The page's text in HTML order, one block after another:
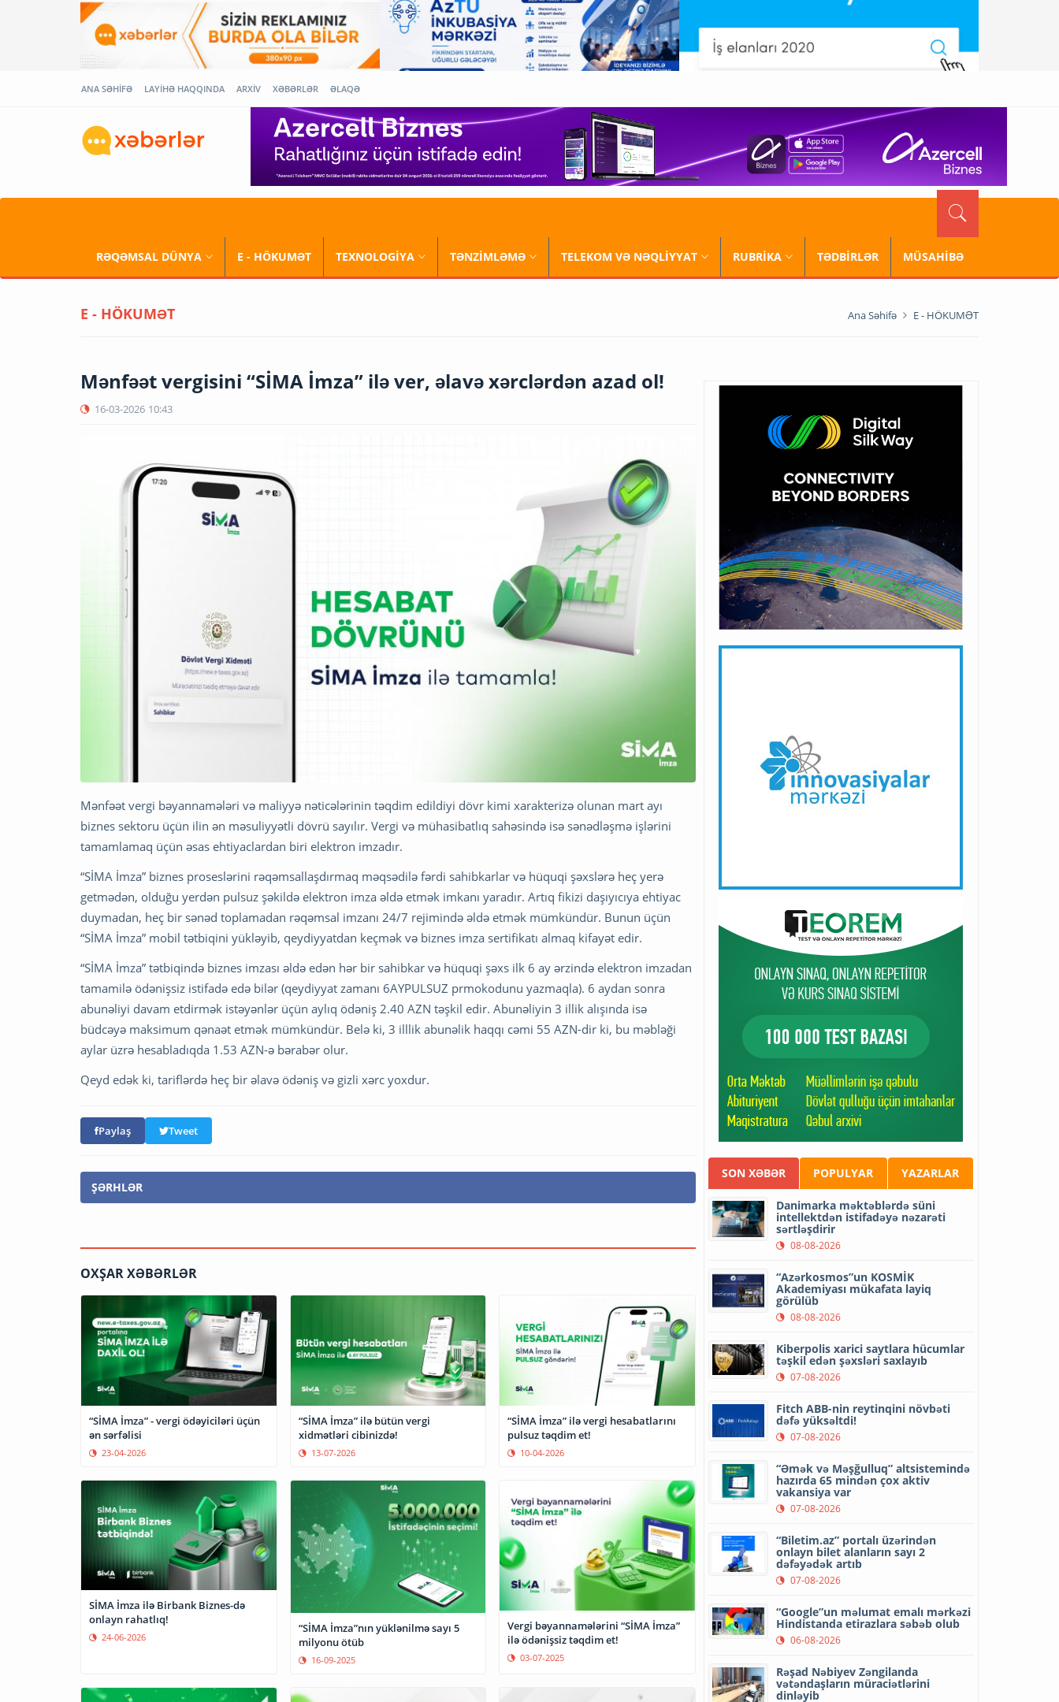
ANA SƏHİFƏ LAYİHƏ HAQQINDA ARXİV XƏBƏRLƏR ƏLAQƏ
RƏQƏMSAL DÜNYA E - HÖKUMƏT TEXNOLOGİYA TƏNZİMLƏMƏ TELEKOM VƏ NƏQLİYYAT RUBRİKA TƏDBİRLƏR MÜSAHİBƏ
E - HÖKUMƏT Ana Səhifə E - HÖKUMƏT
Mənfəət vergisini “SİMA İmza” ilə ver, əlavə xərclərdən azad ol!
16-03-2026 10:43
Mənfəət vergi bəyannamələri və maliyyə nəticələrinin təqdim edildiyi dövr kimi xarakterizə olunan mart ayı
biznes sektoru üçün ilin ən məsuliyyətli dövrü sayılır. Vergi və mühasibatlıq sahəsində isə sənədləşmə işlərini
tamamlamaq üçün əsas ehtiyaclardan biri elektron imzadır.
“SİMA İmza” biznes proseslərini rəqəmsallaşdırmaq məqsədilə fərdi sahibkarlar və hüquqi şəxslərə heç yerə
getmədən, olduğu yerdən pulsuz şəkildə elektron imza əldə etmək imkanı yaradır. Artıq fikizi daşıyıcıya ehtiyac
duymadan, heç bir sənəd toplamadan rəqəmsal imzanı 24/7 rejimində əldə etmək mümkündür. Bunun üçün
“SİMA İmza” mobil tətbiqini yükləyib, qeydiyyatdan keçmək və biznes imza sertifikatı almaq kifayət edir.
“SİMA İmza” tətbiqində biznes imzası əldə edən hər bir sahibkar və hüquqi şəxs ilk 6 ay ərzində elektron imzadan
tamamilə ödənişsiz istifadə edə bilər (qeydiyyat zamanı 6AYPULSUZ prmokodunu yazmaqla). 6 aydan sonra
abunəliyi davam etdirmək istəyənlər üçün aylıq ödəniş 2.40 AZN təşkil edir. Abunəliyin 3 illik alışında isə
büdcəyə maksimum qənaət etmək mümkündür. Belə ki, 3 illlik abunəlik haqqı cəmi 55 AZN-dir ki, bu məbləği
aylar üzrə hesabladıqda 1.53 AZN-ə bərabər olur.
Qeyd edək ki, tariflərdə heç bir əlavə ödəniş və gizli xərc yoxdur.
Paylaş Tweet
ŞƏRHLƏR
OXŞAR XƏBƏRLƏR
“SİMA İmza” - vergi ödəyiciləri üçün
ən sərfəlisi
23-04-2026
“SİMA İmza” ilə bütün vergi
xidmətləri cibinizdə!
13-07-2026
“SİMA İmza” ilə vergi hesabatlarını
pulsuz təqdim et!
10-04-2026
SİMA İmza ilə Birbank Biznes-də
onlayn rahatlıq!
24-06-2026
“SİMA İmza”nın yüklənilmə sayı 5
milyonu ötüb
16-09-2025
Vergi bəyannamələrini “SİMA İmza”
ilə ödənişsiz təqdim et!
03-07-2025
SON XƏBƏR POPULYAR YAZARLAR
Danimarka məktəblərdə süni
intellektdən istifadəyə nəzarəti
sərtləşdirir
08-08-2026
“Azərkosmos”un KOSMİK
Akademiyası mükafata layiq
görülüb
08-08-2026
Kiberpolis xarici saytlara hücumlar
təşkil edən şəxsləri saxlayıb
07-08-2026
Fitch ABB-nin reytinqini növbəti
dəfə yüksəltdi!
07-08-2026
“Əmək və Məşğulluq” altsistemində
hazırda 65 mindən çox aktiv
vakansiya var
07-08-2026
“Biletim.az” portalı üzərindən
onlayn bilet alanların sayı 2
dəfəyədək artıb
07-08-2026
“Google”un məlumat emalı mərkəzi
Hindistanda etirazlara səbəb olub
06-08-2026
Rəşad Nəbiyev Zəngilanda
vətəndaşların müraciətlərini
dinləyib